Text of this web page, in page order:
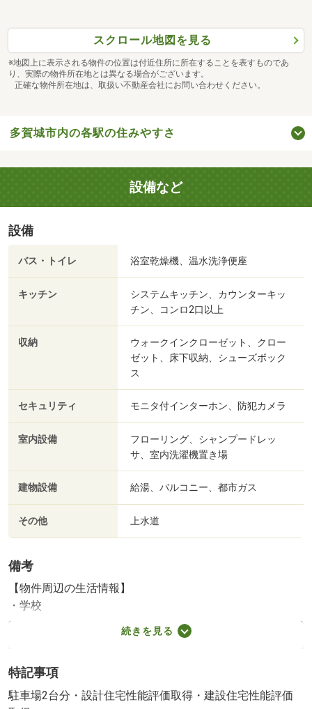
スクロール地図を見る
※地図上に表示される物件の位置は付近住所に所在することを表すものであ
り、実際の物件所在地とは異なる場合がございます。
正確な物件所在地は、取扱い不動産会社にお問い合わせください。
多賀城市内の各駅の住みやすさ
設備など
設備
バス・トイレ 浴室乾燥機、温水洗浄便座
キッチン
システムキッチン、カウンターキッ
チン、コンロ2口以上
収納
ウォークインクローゼット、クロー
ゼット、床下収納、シューズボック
ス
セキュリティ モニタ付インターホン、防犯カメラ
室内設備
フローリング、シャンプードレッ
サ、室内洗濯機置き場
建物設備 給湯、バルコニー、都市ガス
その他 上水道
備考
【物件周辺の生活情報】
・学校
多賀城市立天真小学校（380m）、多賀城市立多賀城中学校
スーパー（210m）、コンビニ（420m）、ドラッグストア
（1,190m）
続きを見る
特記事項
駐車場2台分・設計住宅性能評価取得・建設住宅性能評価